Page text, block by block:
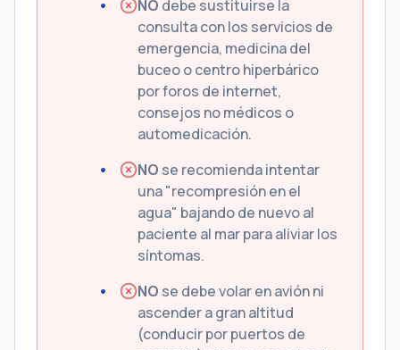
NO debe sustituirse la
consulta con los servicios de
emergencia, medicina del
buceo o centro hiperbárico
por foros de internet,
consejos no médicos o
automedicación.
NO se recomienda intentar
una "recompresión en el
agua" bajando de nuevo al
paciente al mar para aliviar los
síntomas.
NO se debe volar en avión ni
ascender a gran altitud
(conducir por puertos de